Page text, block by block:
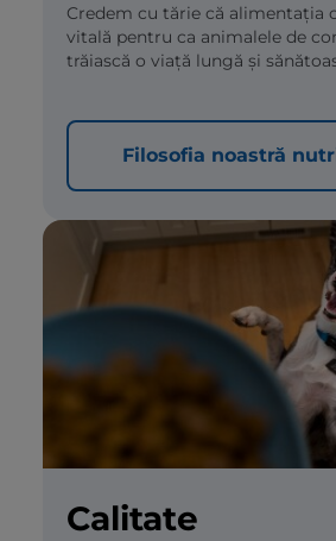
Credem cu tărie că alimentația
vitală pentru ca animalele de
trăiască o viață lungă și
Filosofia noastră
Calitate